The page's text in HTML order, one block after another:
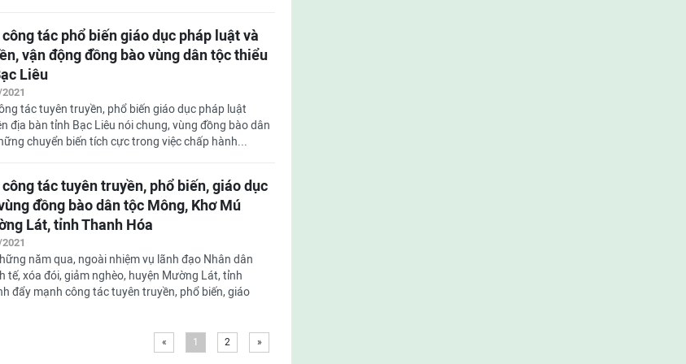
tác phổ biến giáo dục pháp luật và
vận động đồng bào vùng dân tộc thiểu
Liêu
tác tuyên truyền, phổ biến giáo dục pháp luật
địa bàn tỉnh Bạc Liêu nói chung, vùng đồng bào dân
chuyển biến tích cực trong việc chấp hành...
tác tuyên truyền, phổ biến, giáo dục
đồng bào dân tộc Mông, Khơ Mú
Lát, tỉnh Thanh Hóa
năm qua, ngoài nhiệm vụ lãnh đạo Nhân dân
tế, xóa đói, giảm nghèo, huyện Mường Lát, tỉnh
đẩy mạnh công tác tuyên truyền, phổ biến, giáo
« 1 2 »